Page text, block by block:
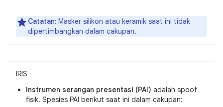
Catatan: Masker silikon atau keramik saat ini tidak
dipertimbangkan dalam cakupan.
IRIS
Instrumen serangan presentasi (PAI) adalah spoof
fisik. Spesies PAI berikut saat ini dalam cakupan: